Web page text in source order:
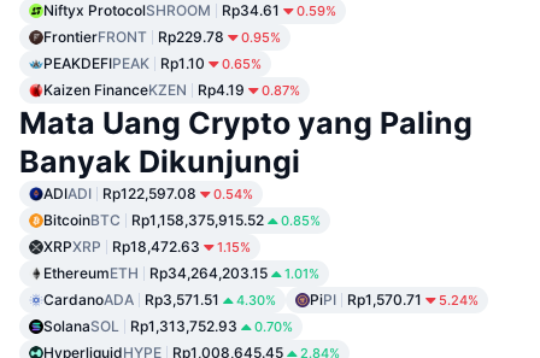
Niftyx ProtocolSHROOM Rp34.61 0.59%
FrontierFRONT Rp229.78 0.95%
PEAKDEFIPEAK Rp1.10 0.65%
Kaizen FinanceKZEN Rp4.19 0.87%
Mata Uang Crypto yang Paling
Banyak Dikunjungi
ADIADI Rp122,597.08 0.54%
BitcoinBTC Rp1,158,375,915.52 0.85%
XRPXRP Rp18,472.63 1.15%
EthereumETH Rp34,264,203.15 1.01%
CardanoADA Rp3,571.51 4.30% PiPI Rp1,570.71 5.24%
SolanaSOL Rp1,313,752.93 0.70%
HyperliquidHYPE Rp1,008,645.45 2.84%